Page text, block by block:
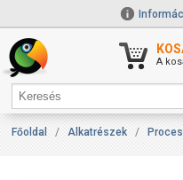
A
Főoldal / Alkatrészek /